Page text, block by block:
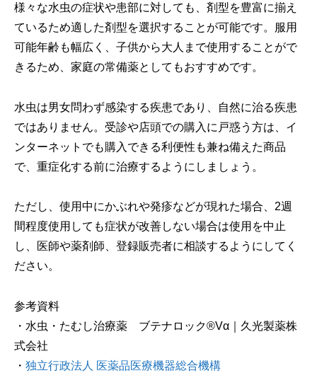
様々な水虫の症状や患部に対しても、剤型を豊富に揃え
ているため適した剤型を選択することが可能です。服用
可能年齢も幅広く、子供から大人まで使用することがで
きるため、家庭の常備薬としてもおすすめです。
水虫は男女問わず感染する疾患であり、自然に治る疾患
ではありません。受診や店頭での購入に戸惑う方は、イ
ンターネットでも購入できる利便性も兼ね備えた商品
で、重症化する前に治療するようにしましょう。
ただし、使用中にかぶれや発疹などが現れた場合、2週
間程度使用しても症状が改善しない場合は使用を中止
し、医師や薬剤師、登録販売者に相談するようにしてく
ださい。
参考資料
・ 水虫・たむし治療薬 ブテナロック®Vα｜久光製薬株
式会社
・ 独立行政法人 医薬品医療機器総合機構